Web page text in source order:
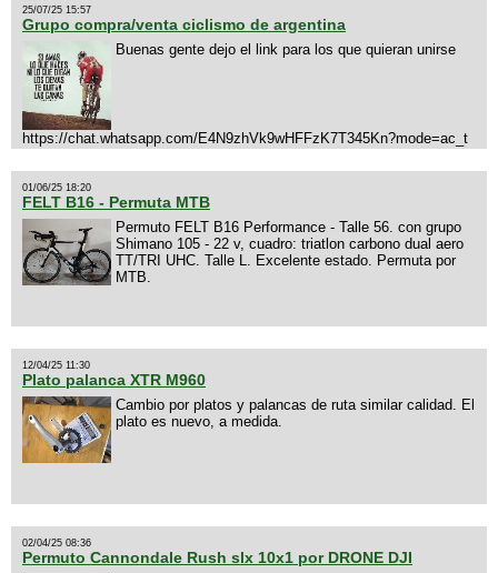
25/07/25 15:57
Grupo compra/venta ciclismo de argentina
Buenas gente dejo el link para los que quieran unirse
https://chat.whatsapp.com/E4N9zhVk9wHFFzK7T345Kn?mode=ac_t
01/06/25 18:20
FELT B16 - Permuta MTB
Permuto FELT B16 Performance - Talle 56. con grupo
Shimano 105 - 22 v, cuadro: triatlon carbono dual aero
TT/TRI UHC. Talle L. Excelente estado. Permuta por
MTB.
12/04/25 11:30
Plato palanca XTR M960
Cambio por platos y palancas de ruta similar calidad. El
plato es nuevo, a medida.
02/04/25 08:36
Permuto Cannondale Rush slx 10x1 por DRONE DJI